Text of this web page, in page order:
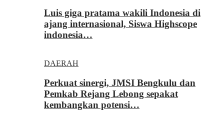
Luis giga pratama wakili Indonesia di
ajang internasional, Siswa Highscope
indonesia…
DAERAH
Perkuat sinergi, JMSI Bengkulu dan
Pemkab Rejang Lebong sepakat
kembangkan potensi…